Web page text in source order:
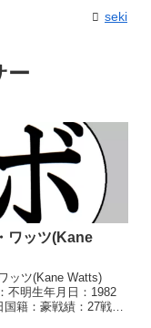
seki
ー
ワッツ(Kane
ッツ(Kane Watts)
不明生年月日：1982
国籍：豪戦績：27戦22